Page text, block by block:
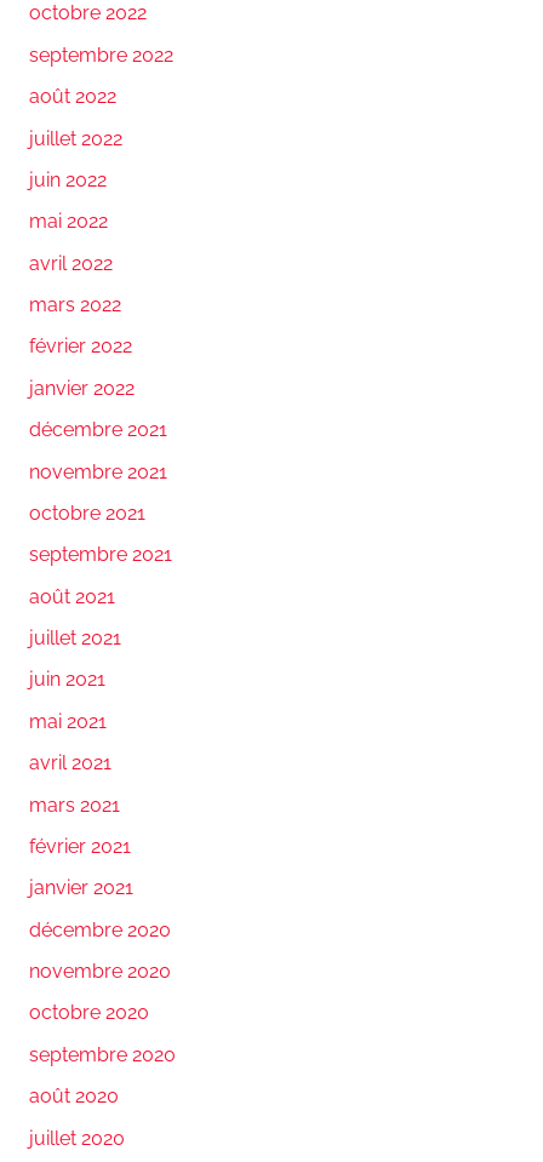
octobre 2022
septembre 2022
août 2022
juillet 2022
juin 2022
mai 2022
avril 2022
mars 2022
février 2022
janvier 2022
décembre 2021
novembre 2021
octobre 2021
septembre 2021
août 2021
juillet 2021
juin 2021
mai 2021
avril 2021
mars 2021
février 2021
janvier 2021
décembre 2020
novembre 2020
octobre 2020
septembre 2020
août 2020
juillet 2020